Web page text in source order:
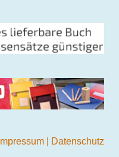
Impressum Datenschutz